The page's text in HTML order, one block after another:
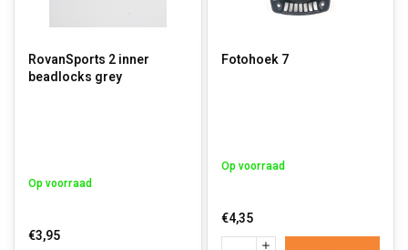
RovanSports 2 inner
beadlocks grey
Op voorraad
€3,95
Fotohoek 7
Op voorraad
€4,35